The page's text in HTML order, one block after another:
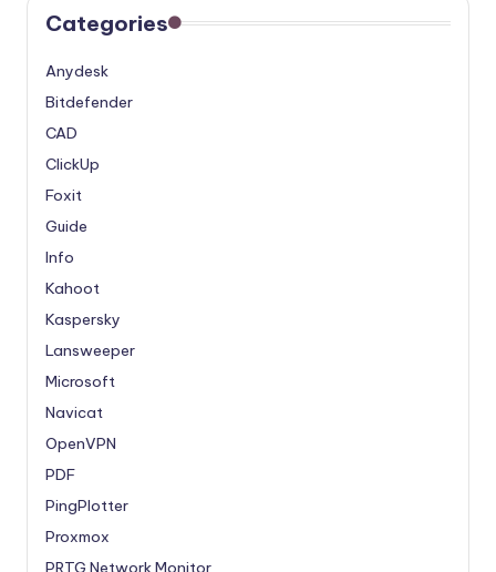
Categories
Anydesk
Bitdefender
CAD
ClickUp
Foxit
Guide
Info
Kahoot
Kaspersky
Lansweeper
Microsoft
Navicat
OpenVPN
PDF
PingPlotter
Proxmox